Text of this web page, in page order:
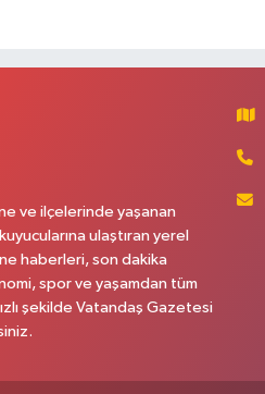
ve ilçelerinde yaşanan
ulaştıran yerel
haberleri, son dakika
spor ve yaşamdan tüm
şekilde Vatandaş Gazetesi